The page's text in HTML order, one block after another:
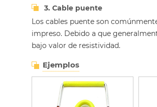
3. Cable puente
Los cables puente son
impreso. Debido a que
bajo valor de resistividad.
Ejemplos